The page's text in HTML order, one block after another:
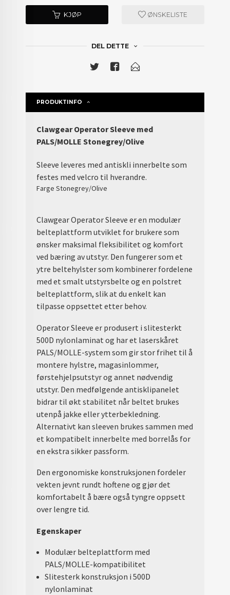
KJØP ØNSKELISTE
DEL DETTE
PRODUKTINFO
Clawgear Operator Sleeve med
PALS/MOLLE Stonegrey/Olive
Sleeve leveres med antiskli innerbelte som
festes med velcro til hverandre.
Farge Stonegrey/Olive
Clawgear Operator Sleeve er en modulær
belteplattform utviklet for brukere som
ønsker maksimal fleksibilitet og komfort
ved bæring av utstyr. Den fungerer som et
ytre beltehylster som kombinerer fordelene
med et smalt utstyrsbelte og en polstret
belteplattform, slik at du enkelt kan
tilpasse oppsettet etter behov.
Operator Sleeve er produsert i slitesterkt
500D nylonlaminat og har et laserskåret
PALS/MOLLE-system som gir stor frihet til å
montere hylstre, magasinlommer,
førstehjelpsutstyr og annet nødvendig
utstyr. Den medfølgende antisklipanelet
bidrar til økt stabilitet når beltet brukes
utenpå jakke eller ytterbekledning.
Alternativt kan sleeven brukes sammen med
et kompatibelt innerbelte med borrelås for
en ekstra sikker passform.
Den ergonomiske konstruksjonen fordeler
vekten jevnt rundt hoftene og gjør det
komfortabelt å bære også tyngre oppsett
over lengre tid.
Egenskaper
Modulær belteplattform med
PALS/MOLLE-kompatibilitet
Slitesterk konstruksjon i 500D
nylonlaminat